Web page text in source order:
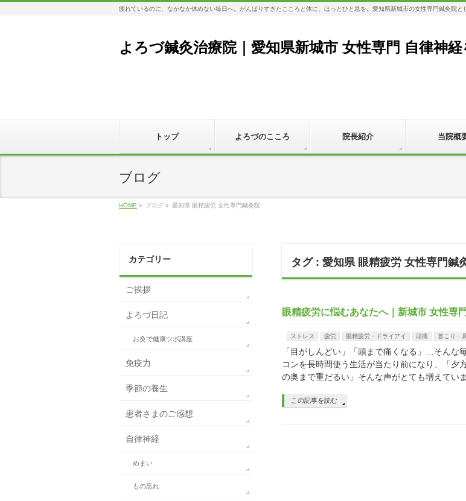
疲れているのに、なかなか休めない毎日へ。がんばりすぎたこころと体に、ほっとひと息を。愛知県新城市の女性専門鍼灸院
よろづ鍼灸治療院｜愛知県新城市 女性専門 自律神
トップ よろづのこころ 院長紹介 当院概
ブログ
HOME » ブログ » 愛知県 眼精疲労 女性専門鍼灸院
タグ : 愛知県 眼精疲労 女性専門鍼
眼精疲労に悩むあなたへ｜新城市 女性専
ストレス 疲労 眼精疲労・ドライアイ 頭痛 首こり・
「目がしんどい」「頭まで痛くなる」…そんな
コンを長時間使う生活が当たり前になり、「夕
の奥まで重だるい」そんな声がとても増えてい
この記事を読む
カテゴリー
ご挨拶
よろづ日記
お灸で健康ツボ講座
免疫力
季節の養生
患者さまのご感想
自律神経
めまい
もの忘れ